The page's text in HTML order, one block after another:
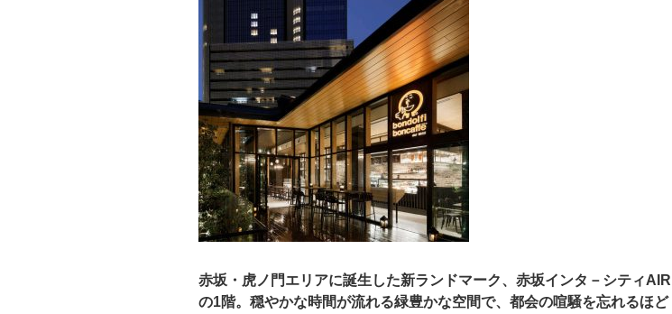
赤坂・虎ノ門エリアに誕生した新ランドマーク、赤坂インタ－シティAIR
の1階。穏やかな時間が流れる緑豊かな空間で、都会の喧騒を忘れるほど